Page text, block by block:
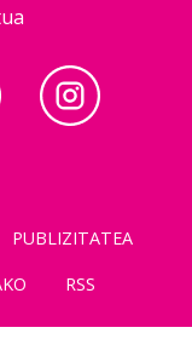
PUBLIZITATEA
RSS